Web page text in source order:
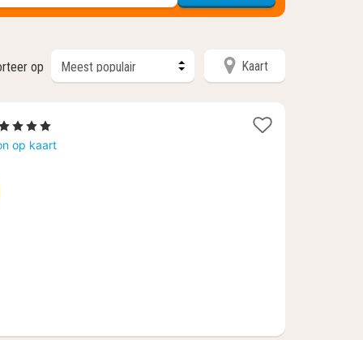
op Kaart
4 Sterren
op kaart